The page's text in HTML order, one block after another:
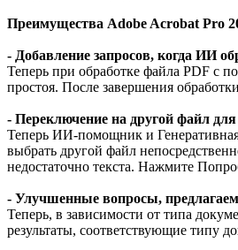
Преимущества Adobe Acrobat Pro
- Добавление запросов, когда ИИ
Теперь при обработке файла PDF с
простоя. После завершения
- Переключение на другой файл
Теперь ИИ-помощник и
выбрать другой файл
недостаточно текста. Нажмите
- Улучшенные вопросы,
Теперь, в зависимости от типа
результаты, соответствующие типу